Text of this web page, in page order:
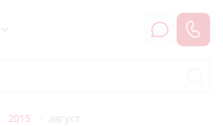
2015 август